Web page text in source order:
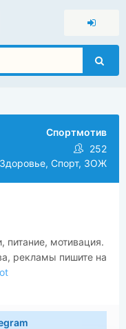
Спортмотив
252
Здоровье, Спорт, ЗОЖ
питание, мотивация.
рекламы пишите на